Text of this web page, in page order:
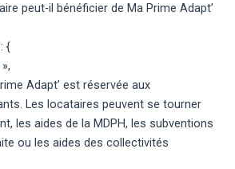
peut-il bénéficier de Ma Prime Adapt’
{
Adapt’ est réservée aux
Les locataires peuvent se tourner
les aides de la MDPH, les subventions
ou les aides des collectivités